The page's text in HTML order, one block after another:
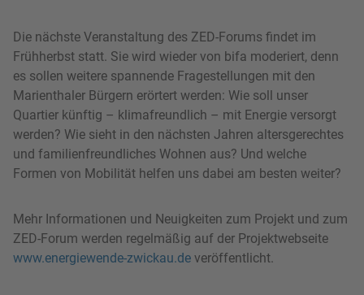
Die nächste Veranstaltung des ZED-Forums findet im
Frühherbst statt. Sie wird wieder von bifa moderiert, denn
es sollen weitere spannende Fragestellungen mit den
Marienthaler Bürgern erörtert werden: Wie soll unser
Quartier künftig – klimafreundlich – mit Energie versorgt
werden? Wie sieht in den nächsten Jahren altersgerechtes
und familienfreundliches Wohnen aus? Und welche
Formen von Mobilität helfen uns dabei am besten weiter?
Mehr Informationen und Neuigkeiten zum Projekt und zum
ZED-Forum werden regelmäßig auf der Projektwebseite
www.energiewende-zwickau.de veröffentlicht.